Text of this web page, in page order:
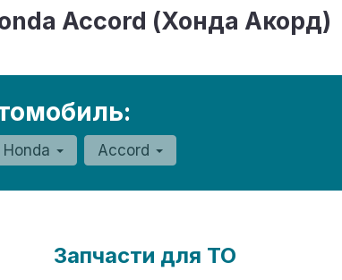
Accord (Хонда Акорд)
Honda Accord
Запчасти для ТО